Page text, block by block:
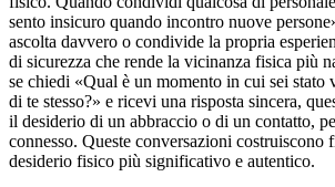
sento insicuro quando incontro nuove
ascolta davvero o condivide la propria
di sicurezza che rende la vicinanza fisica più
se chiedi «Qual è un momento in cui sei stato
di te stesso?» e ricevi una risposta sincera,
il desiderio di un abbraccio o di un contatto,
connesso. Queste conversazioni costruiscono
desiderio fisico più significativo e autentico.